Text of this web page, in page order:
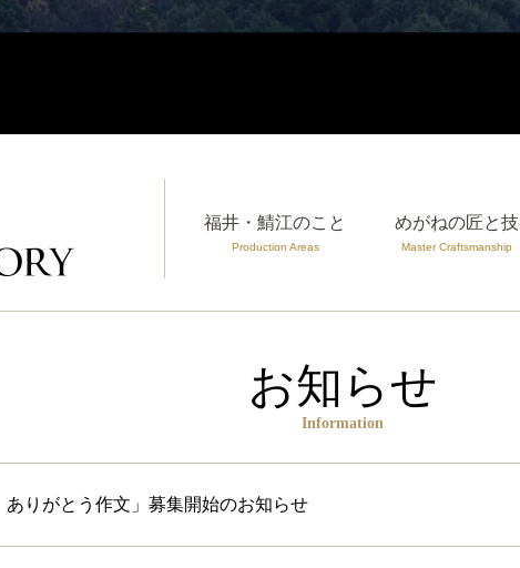
福井・鯖江のこと
Production Areas
めがねの匠と技
Master Craftsmanship
お知らせ
Information
ありがとう作文」募集開始のお知らせ